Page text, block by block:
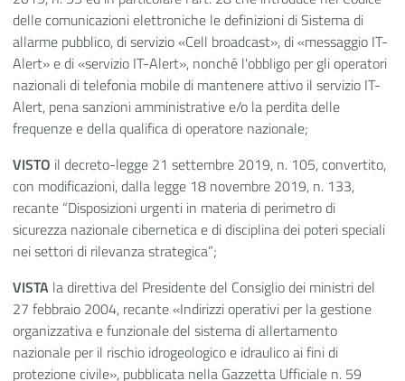
delle comunicazioni elettroniche le definizioni di Sistema di
allarme pubblico, di servizio «Cell broadcast», di «messaggio IT-
Alert» e di «servizio IT-Alert», nonché l'obbligo per gli operatori
nazionali di telefonia mobile di mantenere attivo il servizio IT-
Alert, pena sanzioni amministrative e/o la perdita delle
frequenze e della qualifica di operatore nazionale;
VISTO il decreto-legge 21 settembre 2019, n. 105, convertito,
con modificazioni, dalla legge 18 novembre 2019, n. 133,
recante “Disposizioni urgenti in materia di perimetro di
sicurezza nazionale cibernetica e di disciplina dei poteri speciali
nei settori di rilevanza strategica”;
VISTA la direttiva del Presidente del Consiglio dei ministri del
27 febbraio 2004, recante «Indirizzi operativi per la gestione
organizzativa e funzionale del sistema di allertamento
nazionale per il rischio idrogeologico e idraulico ai fini di
protezione civile», pubblicata nella Gazzetta Ufficiale n. 59